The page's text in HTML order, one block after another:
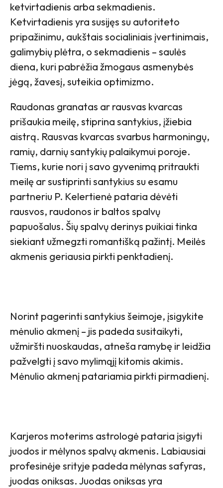
ketvirtadienis arba sekmadienis.
Ketvirtadienis yra susijęs su autoriteto
pripažinimu, aukštais socialiniais įvertinimais,
galimybių plėtra, o sekmadienis – saulės
diena, kuri pabrėžia žmogaus asmenybės
jėgą, žavesį, suteikia optimizmo.
Raudonas granatas ar rausvas kvarcas
prišaukia meilę, stiprina santykius, įžiebia
aistrą. Rausvas kvarcas svarbus harmoningų,
ramių, darnių santykių palaikymui poroje.
Tiems, kurie nori į savo gyvenimą pritraukti
meilę ar sustiprinti santykius su esamu
partneriu P. Kelertienė pataria dėvėti
rausvos, raudonos ir baltos spalvų
papuošalus. Šių spalvų derinys puikiai tinka
siekiant užmegzti romantišką pažintį. Meilės
akmenis geriausia pirkti penktadienį.
Norint pagerinti santykius šeimoje, įsigykite
mėnulio akmenį – jis padeda susitaikyti,
užmiršti nuoskaudas, atneša ramybę ir leidžia
pažvelgti į savo mylimąjį kitomis akimis.
Mėnulio akmenį patariamia pirkti pirmadienį.
Karjeros moterims astrologė pataria įsigyti
juodos ir mėlynos spalvų akmenis. Labiausiai
profesinėje srityje padeda mėlynas safyras,
juodas oniksas. Juodas oniksas yra